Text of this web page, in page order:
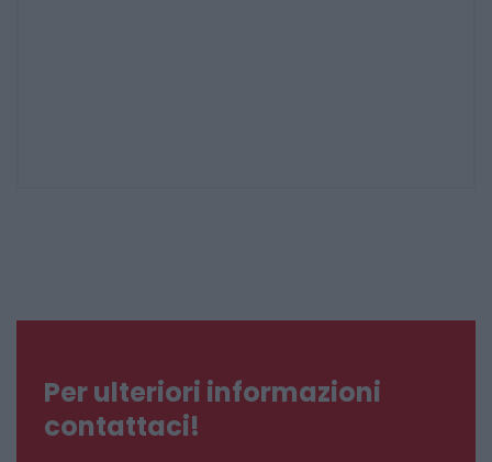
Per ulteriori informazioni
contattaci!